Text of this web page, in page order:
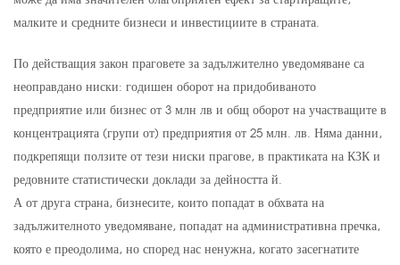
малките и средните бизнеси и инвестициите в страната.
По действащия закон праговете за задължително уведомяване са
неоправдано ниски: годишен оборот на придобиваното
предприятие или бизнес от 3 млн лв и общ оборот на участващите в
концентрацията (групи от) предприятия от 25 млн. лв. Няма данни,
подкрепящи ползите от тези ниски прагове, в практиката на КЗК и
редовните статистически доклади за дейността й.
А от друга страна, бизнесите, които попадат в обхвата на
задължителното уведомяване, попадат на административна пречка,
която е преодолима, но според нас ненужна, когато засегнатите